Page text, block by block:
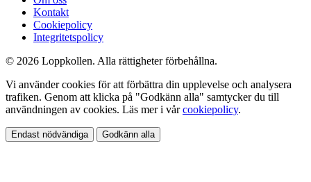
Kontakt
Cookiepolicy
Integritetspolicy
© 2026 Loppkollen. Alla rättigheter förbehållna.
Vi använder cookies för att förbättra din upplevelse och analysera
trafiken. Genom att klicka på "Godkänn alla" samtycker du till
användningen av cookies. Läs mer i vårcookiepolicy.
Endast nödvändiga Godkänn alla